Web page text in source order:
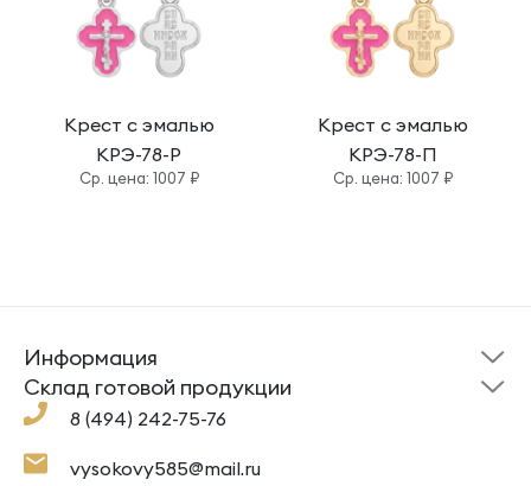
Крест с эмалью
КРЭ-78-Р
Cр. цена: 1007 ₽
Крест с эмалью
КРЭ-78-П
Cр. цена: 1007 ₽
8 (494) 242-75-76
vysokovy585@mail.ru
Информация
Склад готовой
продукции
Под заказ
О компании
Помощь
Cклад готовой продукции
Кресты
Кольца
Подвески
Ложки
Крестильные наборы